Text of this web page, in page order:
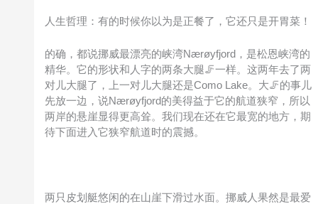
人生哲理：有的时候你以为是正餐了，它还只是开胃菜！
的确，都说挪威最漂亮的峡湾Nærøyfjord，是松恩峡湾的
精华。它的形状和人字的两条大腿🦵一样。这两年去了两
对儿大腿了，上一对儿大腿还是Como Lake。大🦵的事儿
先放一边，说Nærøyfjord的美得益于它的航道狭窄，所以
两岸的悬崖显得更高耸。我们现在还在它最宽的地方，期
待下面进入它狭窄航道时的震撼。
两只皮划艇悠闲的在山崖下滑过水面。挪威人果然是最爱